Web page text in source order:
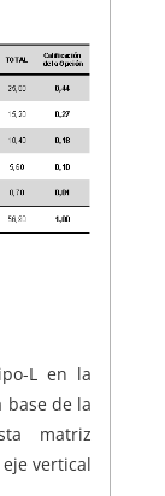
L en la
base de la
matriz
vertical